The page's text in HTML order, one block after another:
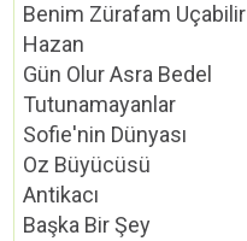
Benim Zürafam Uçabilir
Hazan
Gün Olur Asra Bedel
Tutunamayanlar
Sofie'nin Dünyası
Oz Büyücüsü
Antikacı
Başka Bir Şey